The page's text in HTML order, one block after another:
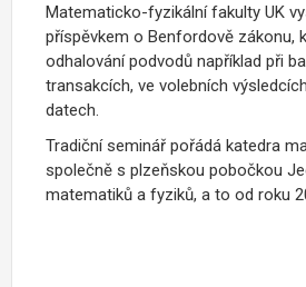
Matematicko-fyzikální fakulty UK
příspěvkem o Benfordově zákonu,
odhalování podvodů například při
transakcích, ve volebních
datech.
Tradiční seminář pořádá katedra
společně s plzeňskou pobočkou
matematiků a fyziků, a to od roku